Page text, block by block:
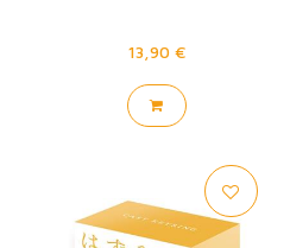
13,90 €